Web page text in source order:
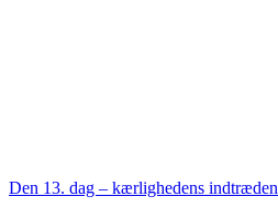
Den 13. dag – kærlighedens indtræden